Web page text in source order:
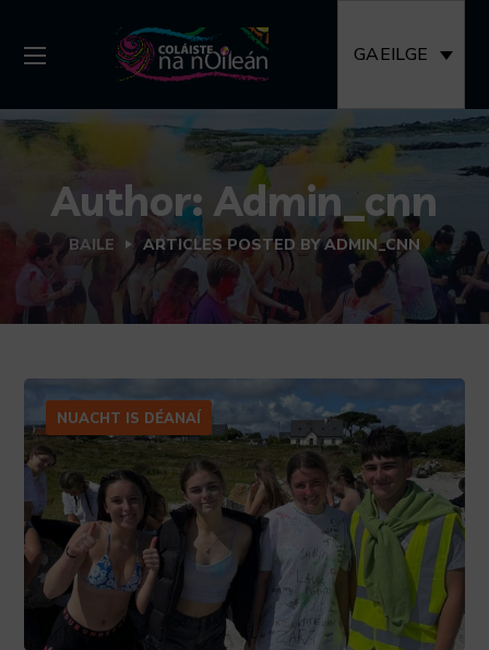
GAEILGE
Author: Admin_cnn
BAILE ARTICLES POSTED BY ADMIN_CNN
NUACHT IS DÉANAÍ